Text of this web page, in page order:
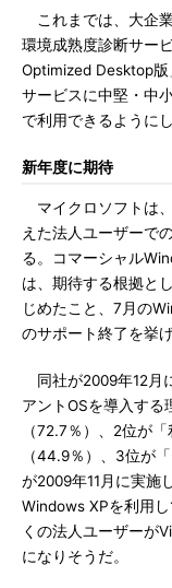
これまでは、大企
環境成熟度診断サー
Optimized Desktop
サービスに中堅・中
で利用できるように
新年度に期待
マイクロソフトは
えた法人ユーザーで
る。コマーシャル
は、期待する根拠と
じめたこと、7月の
のサポート終了を挙げ
同社が2009年12月
アントOSを導入する
（72.7％）、2位が
（44.9％）、3位が
が2009年11月に実施
Windows XPを利用
くの法人ユーザーが
になりそうだ。